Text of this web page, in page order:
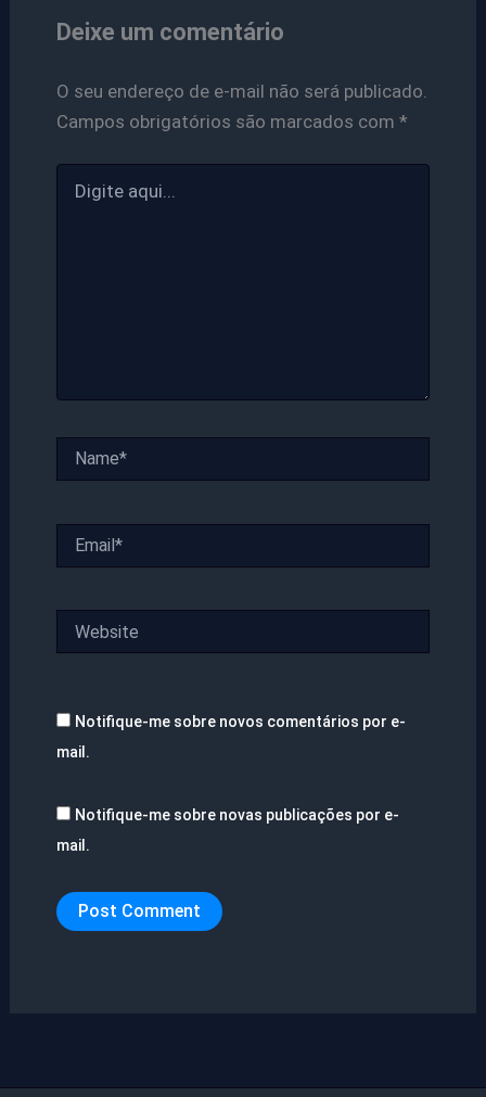
Deixe um comentário
O seu endereço de e-mail não será publicado.
Campos obrigatórios são marcados com *
aqui...
Notifique-me sobre novos comentários por e-
mail.
Notifique-me sobre novas publicações por e-
mail.